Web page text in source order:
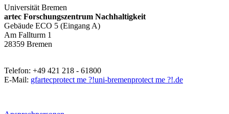
Universität Bremen
artec Forschungszentrum Nachhaltigkeit
Gebäude ECO 5 (Eingang A)
Am Fallturm 1
28359 Bremen
Telefon: +49 421 218 - 61800
E-Mail: gfartecprotect me ?!uni-bremenprotect me ?!.de